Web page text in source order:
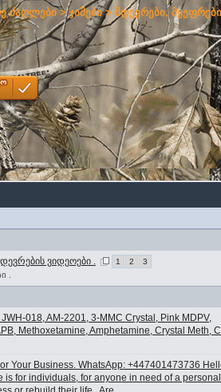
ძაღლები>ჯიშები>მდევრები, მყეფრები
ვიდეოები . 1 2 3
.
018, AM-2201, 3-MMC Crystal, Pink MDPV,
Methoxetamine, Amphetamine, Crystal Meth,
Your Business. WhatsApp: +447401473736
is for individuals, for anyone in need of a